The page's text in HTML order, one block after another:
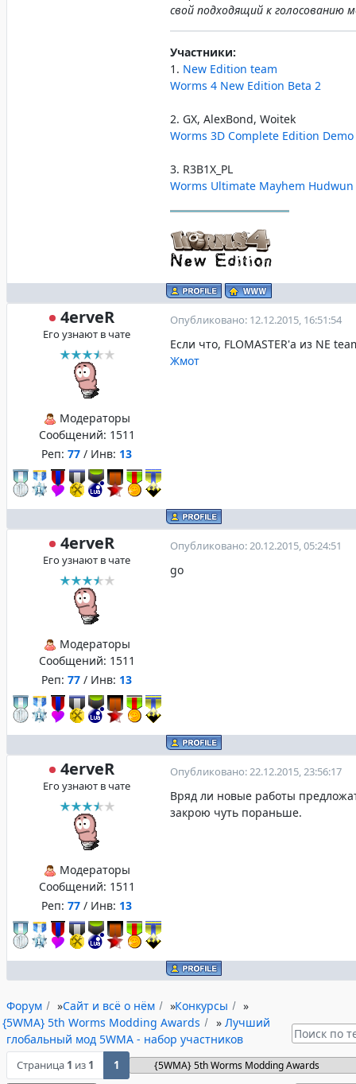
свой подходящий к голосованию
Участники:
1. New Edition team
Worms 4 New Edition Beta 2
2. GX, AlexBond, Woitek
Worms 3D Complete Edition Demo
3. R3B1X_PL
Worms Ultimate Mayhem
4erveR
Его узнают в чате
Модераторы
Сообщений: 1511
Реп: 77 / Инв: 13
Опубликовано: 12.12.2015, 16:51:54
Если что, FLOMASTER'а из NE
Жмот
4erveR
Его узнают в чате
Модераторы
Сообщений: 1511
Реп: 77 / Инв: 13
Опубликовано: 20.12.2015, 05:24:51
go
4erveR
Его узнают в чате
Модераторы
Сообщений: 1511
Реп: 77 / Инв: 13
Опубликовано: 22.12.2015, 23:56:17
Вряд ли новые работы
закрою чуть пораньше.
Форум »Сайт и всё о нём »Конкурсы
»
{5WMA} 5th Worms Modding Awards
» Лучший
глобальный мод 5WMA - набор участников
Страница 1 из 1 1